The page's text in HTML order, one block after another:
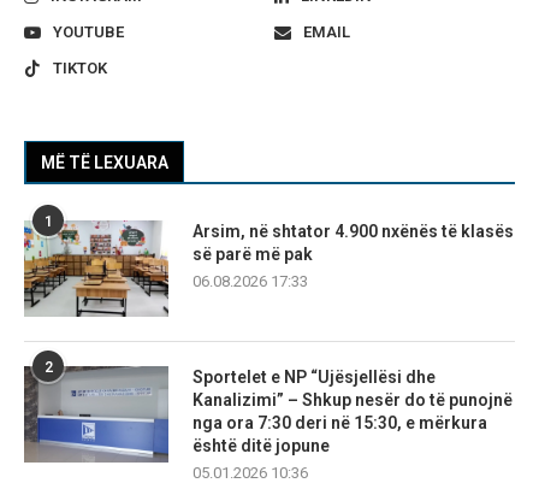
YOUTUBE
EMAIL
TIKTOK
MË TË LEXUARA
1
Arsim, në shtator 4.900 nxënës të klasës
së parë më pak
06.08.2026 17:33
2
Sportelet e NP “Ujësjellësi dhe
Kanalizimi” – Shkup nesër do të punojnë
nga ora 7:30 deri në 15:30, e mërkura
është ditë jopune
05.01.2026 10:36